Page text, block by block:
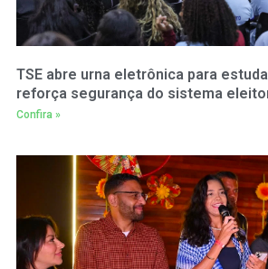
TSE abre urna eletrônica para
reforça segurança do sistema
Confira »